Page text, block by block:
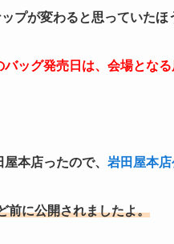
プが変わると思っていたほ
ッグ発売日は、会場とな
本店ったので、 岩田屋本店
前に公開されましたよ。